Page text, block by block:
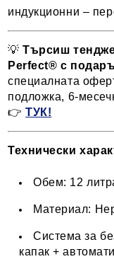
индукционни –
💡Търсиш
Perfect® с
специалната
подложка, 6-
👉ТУК!
Технически
Обем: 12
Материал:
Система за
капак +